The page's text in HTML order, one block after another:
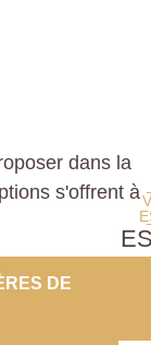
dans la
s'offrent à
DE